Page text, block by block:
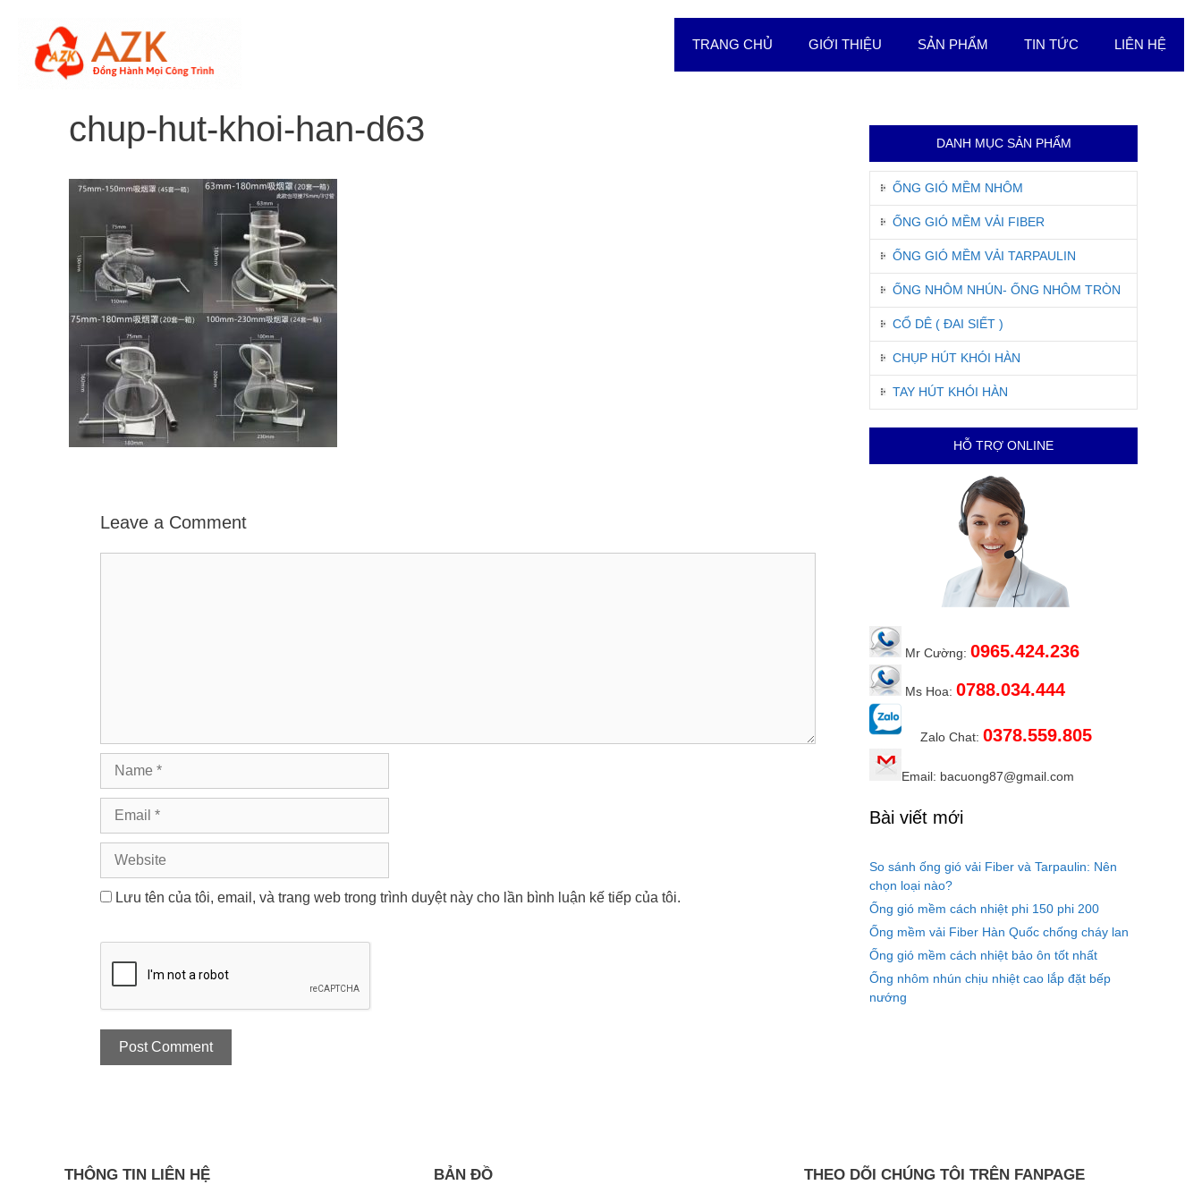
content
TRANG CHỦ GIỚI THIỆU SẢN PHẨM TIN TỨC LIÊN HỆ
chup-hut-khoi-han-d63
Leave a Comment
Name
Email
Website
Lưu tên của tôi, email, và trang web trong trình duyệt này cho lần bình luận kế tiếp của tôi.
DANH MỤC SẢN PHẨM
ỐNG GIÓ MỀM NHÔM
ỐNG GIÓ MỀM VẢI FIBER
ỐNG GIÓ MỀM VẢI TARPAULIN
ỐNG NHÔM NHÚN- ỐNG NHÔM TRÒN
CỔ DÊ ( ĐAI SIẾT )
CHỤP HÚT KHÓI HÀN
TAY HÚT KHÓI HÀN
HỖ TRỢ ONLINE
Mr Cường: 0965.424.236
Ms Hoa: 0788.034.444
Zalo Chat: 0378.559.805
Email: bacuong87@gmail.com
Bài viết mới
So sánh ống gió vải Fiber và Tarpaulin: Nên
chọn loại nào?
Ống gió mềm cách nhiệt phi 150 phi 200
Ống mềm vải Fiber Hàn Quốc chống cháy lan
Ống gió mềm cách nhiệt bảo ôn tốt nhất
Ống nhôm nhún chịu nhiệt cao lắp đặt bếp
nướng
THÔNG TIN LIÊN HỆ BẢN ĐỒ THEO DÕI CHÚNG TÔI TRÊN FANPAGE